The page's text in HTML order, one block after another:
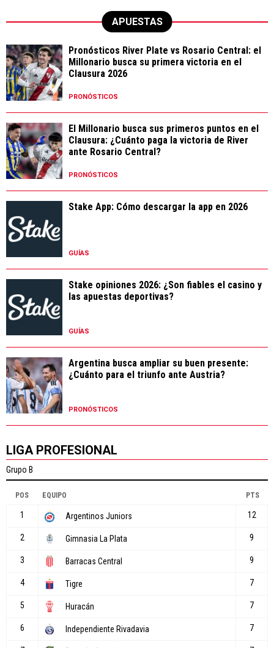
APUESTAS
Pronósticos River Plate vs Rosario Central: el
Millonario busca su primera victoria en el
Clausura 2026
PRONÓSTICOS
El Millonario busca sus primeros puntos en el
Clausura: ¿Cuánto paga la victoria de River
ante Rosario Central?
PRONÓSTICOS
Stake App: Cómo descargar la app en 2026
GUÍAS
Stake opiniones 2026: ¿Son fiables el casino y
las apuestas deportivas?
GUÍAS
Argentina busca ampliar su buen presente:
¿Cuánto para el triunfo ante Austria?
PRONÓSTICOS
LIGA PROFESIONAL